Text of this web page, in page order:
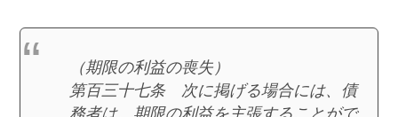
（期限の利益の喪失）
第百三十七条 次に掲げる場合には、債
務者は、期限の利益を主張することがで